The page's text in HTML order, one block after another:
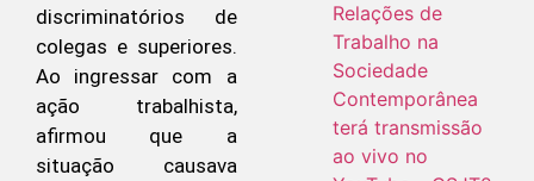
discriminatórios de
colegas e superiores.
Ao ingressar com a
ação trabalhista,
afirmou que a
situação causava
Relações de
Trabalho na
Sociedade
Contemporânea
terá transmissão
ao vivo no